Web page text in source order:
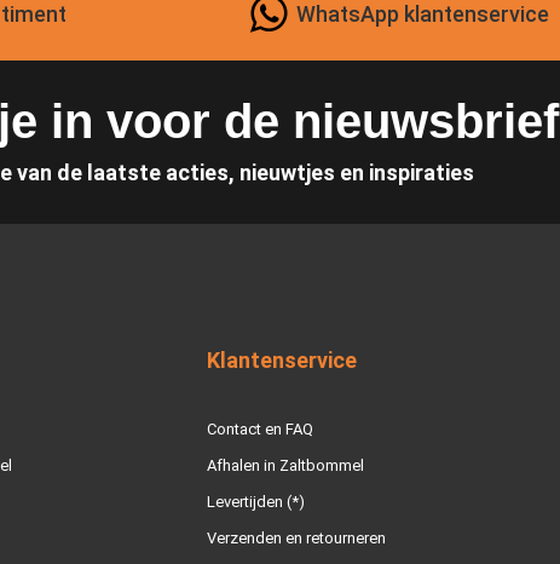
WhatsApp klantenservice
in voor de nieuwsbrief
van de laatste acties, nieuwtjes en inspiraties
Klantenservice
Contact en FAQ
Afhalen in Zaltbommel
Levertijden (*)
Verzenden en retourneren